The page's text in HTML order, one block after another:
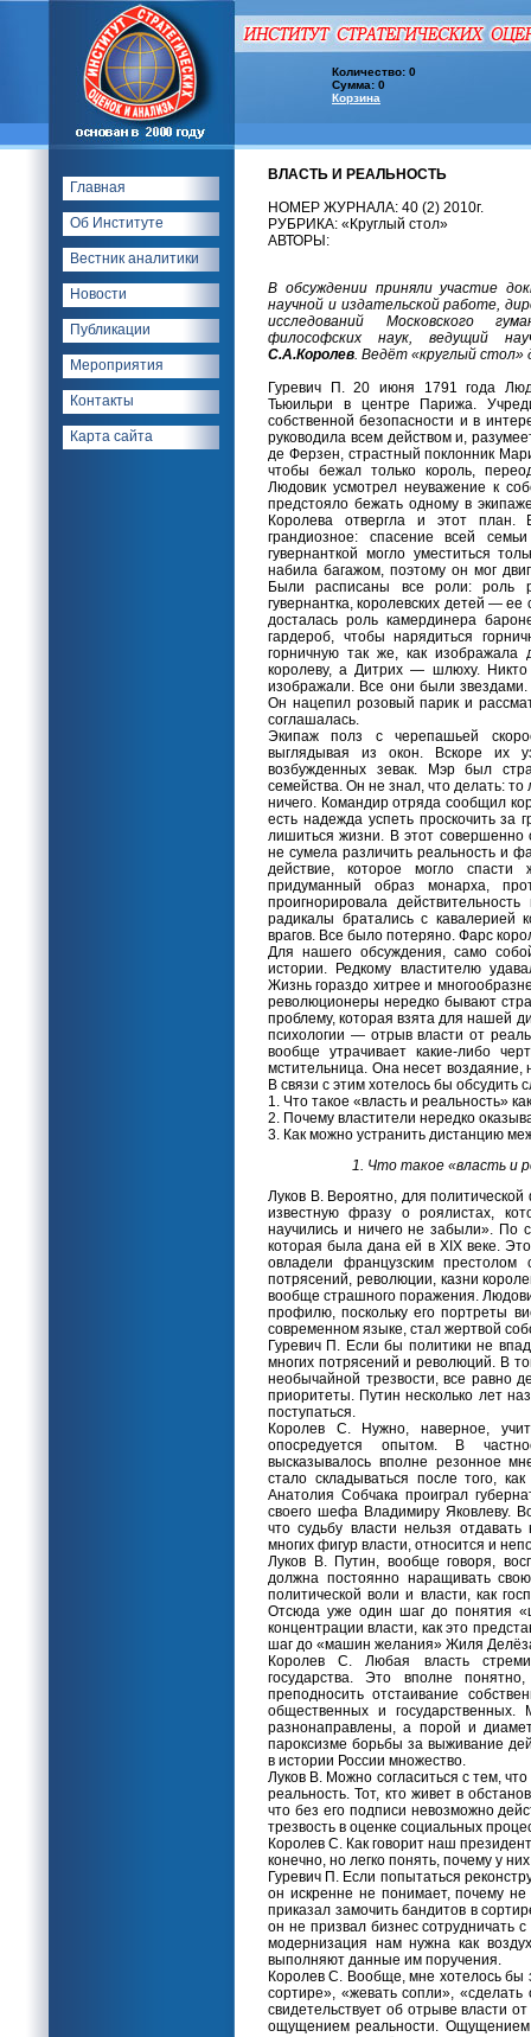
Количество: 0
Сумма: 0
Корзина
Главная
Об Институте
Вестник аналитики
Новости
Публикации
Мероприятия
Контакты
Карта сайта
ВЛАСТЬ И РЕАЛЬНОСТЬ
НОМЕР ЖУРНАЛА: 40 (2) 2010г.
РУБРИКА: «Круглый стол»
АВТОРЫ:
В обсуждении приняли участие
научной и издательской работе,
исследований Московского
философских наук, ведущий
С.А.Королев. Ведёт «круглый стол»
Гуревич П. 20 июня 1791 года
Тьюильри в центре Парижа.
собственной безопасности и в
руководила всем действом и,
де Ферзен, страстный поклонник
чтобы бежал только король,
Людовик усмотрел неуважение к
предстояло бежать одному в
Королева отвергла и этот план.
грандиозное: спасение всей
гувернанткой могло уместиться
набила багажом, поэтому он мог
Были расписаны все роли: роль
гувернантка, королевских детей —
досталась роль камердинера
гардероб, чтобы нарядиться
горничную так же, как изображала
королеву, а Дитрих — шлюху.
изображали. Все они были
Он нацепил розовый парик и
соглашалась.
Экипаж полз с черепашьей
выглядывая из окон. Вскоре их
возбужденных зевак. Мэр был
семейства. Он не знал, что делать:
ничего. Командир отряда сообщил
есть надежда успеть проскочить за
лишиться жизни. В этот
не сумела различить реальность и
действие, которое могло
придуманный образ монарха,
проигнорировала
радикалы братались с
врагов. Все было потеряно. Фарс
Для нашего обсуждения, само
истории. Редкому властителю
Жизнь гораздо хитрее и
революционеры нередко бывают
проблему, которая взята для нашей
психологии — отрыв власти от
вообще утрачивает какие-либо
мстительница. Она несет воздаяние,
В связи с этим хотелось бы
1. Что такое «власть и реальность»
2. Почему властители нередко
3. Как можно устранить дистанцию
1. Что такое «власть и
Луков В. Вероятно, для
известную фразу о роялистах,
научились и ничего не забыли». По
которая была дана ей в XIX веке.
овладели французским
потрясений, революции, казни
вообще страшного поражения.
профилю, поскольку его портреты
современном языке, стал жертвой
Гуревич П. Если бы политики не
многих потрясений и революций. В
необычайной трезвости, все равно
приоритеты. Путин несколько лет
поступаться.
Королев С. Нужно, наверное,
опосредуется опытом. В
высказывалось вполне резонное
стало складываться после того,
Анатолия Собчака проиграл
своего шефа Владимиру Яковлеву.
что судьбу власти нельзя
многих фигур власти, относится и
Луков В. Путин, вообще говоря,
должна постоянно наращивать
политической воли и власти, как
Отсюда уже один шаг до понятия
концентрации власти, как это
шаг до «машин желания» Жиля
Королев С. Любая власть
государства. Это вполне
преподносить отстаивание
общественных и
разнонаправлены, а порой и
пароксизме борьбы за выживание
в истории России множество.
Луков В. Можно согласиться с тем,
реальность. Тот, кто живет в
что без его подписи невозможно
трезвость в оценке социальных
Королев С. Как говорит наш
конечно, но легко понять, почему у
Гуревич П. Если попытаться
он искренне не понимает, почему
приказал замочить бандитов в
он не призвал бизнес сотрудничать
модернизация нам нужна как
выполняют данные им поручения.
Королев С. Вообще, мне хотелось бы
сортире», «жевать сопли»,
свидетельствует об отрыве власти
ощущением реальности.